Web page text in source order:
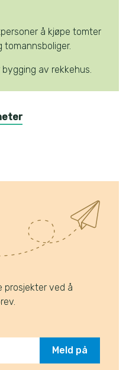
å kjøpe tomter
tomannsboliger.
av rekkehus.
prosjekter ved å
Meld på